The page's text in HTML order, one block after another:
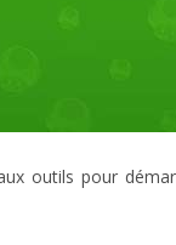
outils pour